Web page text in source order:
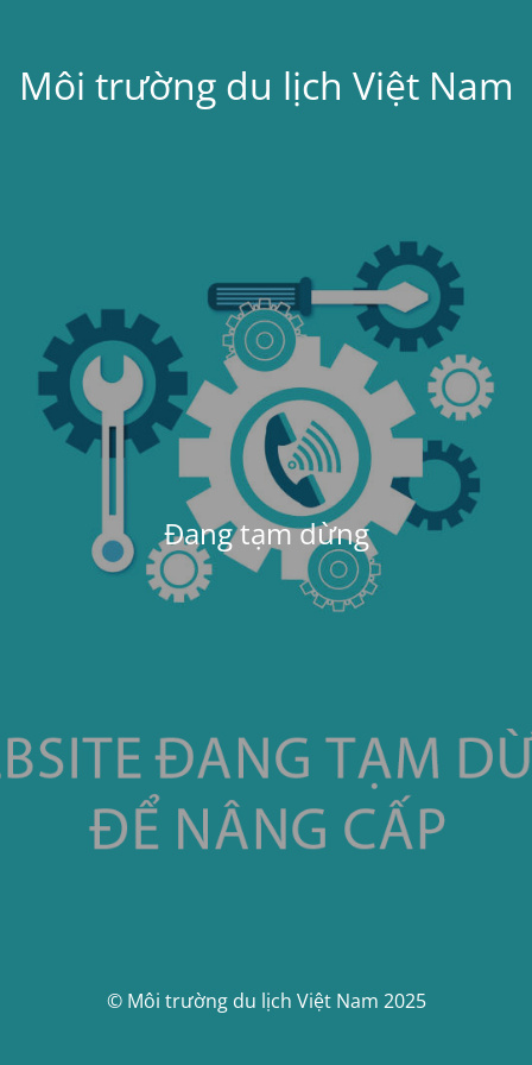
Môi trường du lịch Việt Nam
Đang tạm dừng
© Môi trường du lịch Việt Nam 2025